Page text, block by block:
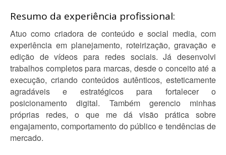
Resumo da experiência profissional:
Atuo como criadora de conteúdo e social media, com
experiência em planejamento, roteirização, gravação e
edição de vídeos para redes sociais. Já desenvolvi
trabalhos completos para marcas, desde o conceito até a
execução, criando conteúdos autênticos, esteticamente
agradáveis e estratégicos para fortalecer o
posicionamento digital. Também gerencio minhas
próprias redes, o que me dá visão prática sobre
engajamento, comportamento do público e tendências de
mercado.